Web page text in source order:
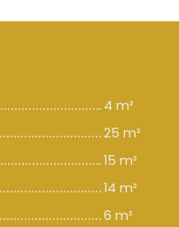
4 m²
25 m²
15 m²
14 m²
6 m²